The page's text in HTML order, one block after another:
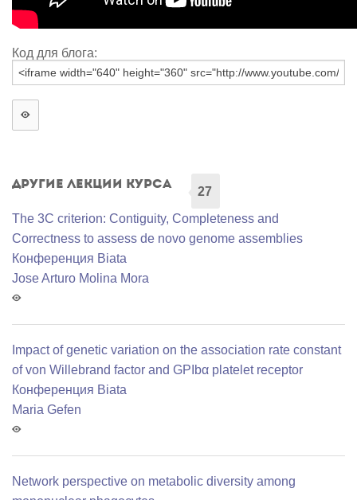
Код для блога:
Другие лекции курса
27
The 3C criterion: Contiguity, Completeness and
Correctness to assess de novo genome assemblies
Конференция Biata
Jose Arturo Molina Mora
Impact of genetic variation on the association rate constant
of von Willebrand factor and GPIbα platelet receptor
Конференция Biata
Maria Gefen
Network perspective on metabolic diversity among